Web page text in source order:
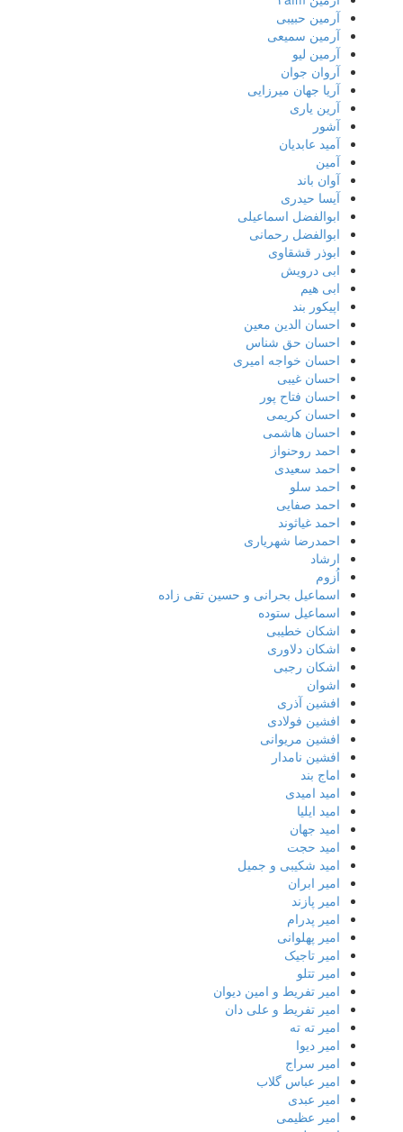
آرمین حبیبی
آرمین سمیعی
آرمین لیو
آروان جوان
آریا جهان میرزایی
آرین یاری
آشور
آمید عابدیان
آمین
آوان باند
آیسا حیدری
ابوالفضل اسماعیلی
ابوالفضل رحمانی
ابوذر قشقاوی
ابی درویش
ابی هیم
اپیکور بند
احسان الدین معین
احسان حق شناس
احسان خواجه امیری
احسان غیبی
احسان فتاح پور
احسان کریمی
احسان هاشمی
احمد روحنواز
احمد سعیدی
احمد سلو
احمد صفایی
احمد غیاثوند
احمدرضا شهریاری
ارشاد
اُزوم
اسماعیل بحرانی و حسین تقی زاده
اسماعیل ستوده
اشکان خطیبی
اشکان دلاوری
اشکان رجبی
اشوان
افشین آذری
افشین فولادی
افشین مریوانی
افشین نامدار
اماج بند
امید امیدی
امید ایلیا
امید جهان
امید حجت
امید شکیبی و جمیل
امیر ابران
امیر پازند
امیر پدرام
امیر پهلوانی
امیر تاجیک
امیر تتلو
امیر تفریط و امین دیوان
امیر تفریط و علی دان
امیر ته ته
امیر دیوا
امیر سراج
امیر عباس گلاب
امیر عبدی
امیر عظیمی